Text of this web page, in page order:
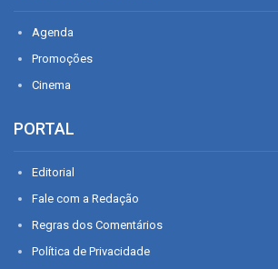
Agenda
Promoções
Cinema
PORTAL
Editorial
Fale com a Redação
Regras dos Comentários
Política de Privacidade